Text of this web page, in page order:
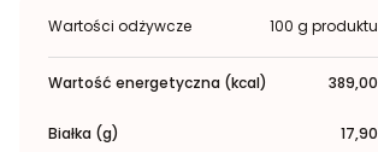
Wartości odżywcze 100 g produktu
Wartość energetyczna (kcal) 389,00
Białka (g) 17,90